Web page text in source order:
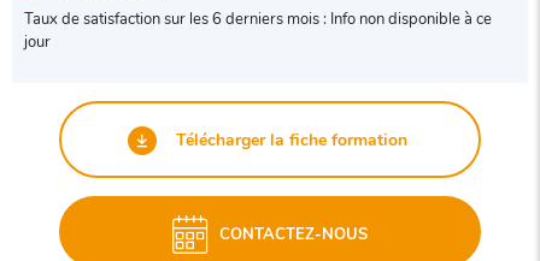
Taux de satisfaction sur les 6 derniers mois : Info non disponible à ce
jour
Télécharger la fiche formation
CONTACTEZ-NOUS